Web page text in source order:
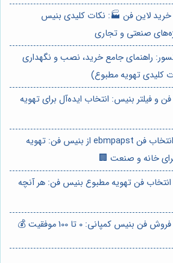
خرید لاین فن 🏭: نکات کلیدی بنیس
صنعتی و تجاری
راهنمای جامع خرید، نصب و نگهداری
کلیدی تهویه مطبوع)
و فیلتر بنیس: انتخاب ایده‌آل برای تهویه
⭐️راهنمای جامع انتخاب فن ebmpapst از بنیس فن: تهویه
خانه و صنعت 🏢
انتخاب فن تهویه مطبوع بنیس فن: هر آنچه
بنیس کمپانی: 0 تا 100 موفقیت 💰